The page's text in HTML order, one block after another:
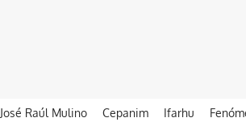
José Raúl Mulino Cepanim Ifarhu